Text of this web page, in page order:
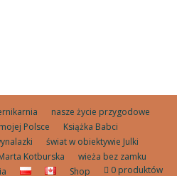
nasze życie przygodowe
Polsce
Książka Babci
świat w obiektywie Julki
Kotburska
wieża bez zamku
Shop 0 produktów